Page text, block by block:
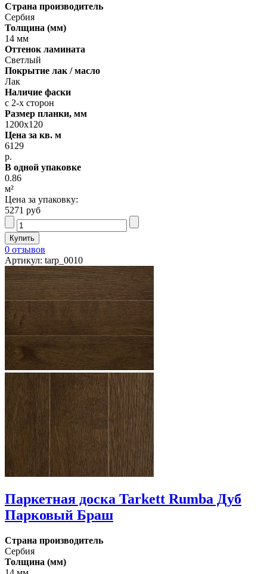
Страна производитель
Сербия
Толщина (мм)
14 мм
Оттенок ламината
Светлый
Покрытие лак / масло
Лак
Наличие фаски
с 2-х сторон
Размер планки, мм
1200х120
Цена за кв. м
6129
р.
В одной упаковке
0.86
м²
Цена за упаковку:
5271 руб
0 отзывов
Артикул: tarp_0010
Паркетная доска Tarkett Rumba Дуб
Парковый Браш
Страна производитель
Сербия
Толщина (мм)